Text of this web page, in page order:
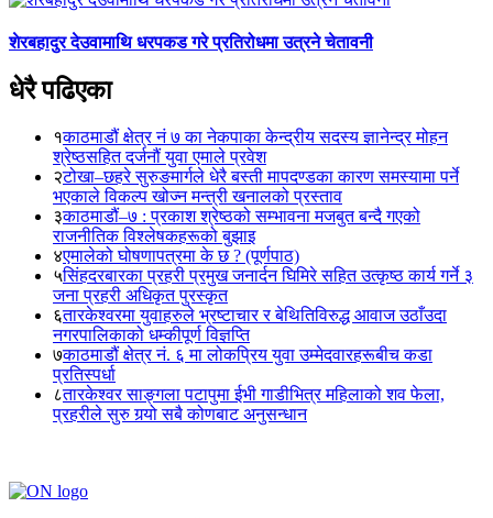
शेरबहादुर देउवामाथि धरपकड गरे प्रतिरोधमा उत्रने चेतावनी
धेरै पढिएका
१काठमाडौं क्षेत्र नं ७ का नेकपाका केन्द्रीय सदस्य ज्ञानेन्द्र मोहन
श्रेष्ठसहित दर्जनौं युवा एमाले प्रवेश
२टोखा–छहरे सुरुङमार्गले धेरै बस्ती मापदण्डका कारण समस्यामा पर्ने
भएकाले विकल्प खोज्न मन्त्री खनालको प्रस्ताव
३काठमाडौं–७ : प्रकाश श्रेष्ठको सम्भावना मजबुत बन्दै गएको
राजनीतिक विश्लेषकहरूको बुझाइ
४एमालेको घोषणापत्रमा के छ ? (पूर्णपाठ)
५सिंहदरबारका प्रहरी प्रमुख जनार्दन घिमिरे सहित उत्कृष्ठ कार्य गर्ने ३
जना प्रहरी अधिकृत पुरस्कृत
६तारकेश्वरमा युवाहरुले भ्रष्टाचार र बेथितिविरुद्ध आवाज उठाँउदा
नगरपालिकाको धम्कीपूर्ण विज्ञप्ति
७काठमाडौं क्षेत्र नं. ६ मा लोकप्रिय युवा उम्मेदवारहरूबीच कडा
प्रतिस्पर्धा
८तारकेश्वर साङ्गला पटापुमा ईभी गाडीभित्र महिलाको शव फेला,
प्रहरीले सुरु गर्‍यो सबै कोणबाट अनुसन्धान